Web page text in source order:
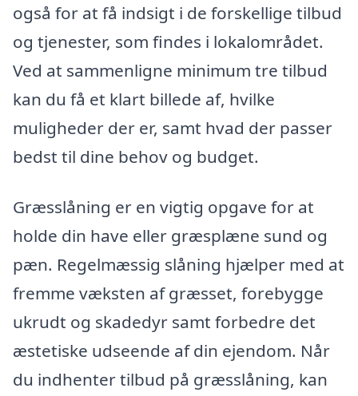
også for at få indsigt i de forskellige tilbud
og tjenester, som findes i lokalområdet.
Ved at sammenligne minimum tre tilbud
kan du få et klart billede af, hvilke
muligheder der er, samt hvad der passer
bedst til dine behov og budget.
Græsslåning er en vigtig opgave for at
holde din have eller græsplæne sund og
pæn. Regelmæssig slåning hjælper med at
fremme væksten af græsset, forebygge
ukrudt og skadedyr samt forbedre det
æstetiske udseende af din ejendom. Når
du indhenter tilbud på græsslåning, kan